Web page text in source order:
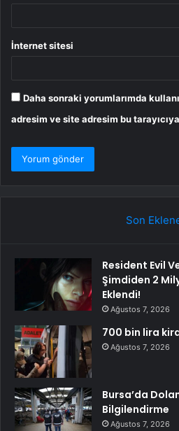
İnternet sitesi
Daha sonraki yorumlarımda
adresim ve site adresim bu
Son
Resident Evil
Şimdiden 2
Eklendi!
Ağustos 7, 2026
700 bin lira
Ağustos 7, 2026
Bursa’da
Bilgilendirme
Ağustos 7, 2026